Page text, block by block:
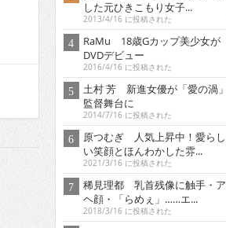
した元ひきこもり女子...
2013/4/16 に投稿された
RaMu 18歳Gカップ美少女が
DVDデビュー
2016/4/16 に投稿された
土村 芳 新進女優が「愛の渦」
監督舞台に
2014/7/16 に投稿された
原つむぎ 人気上昇中！愛らし
い笑顔とほんわかした雰...
2021/3/16 に投稿された
稀見理都 乳首残像に触手・ア
ヘ顔・「らめぇ」……エ...
2018/3/16 に投稿された